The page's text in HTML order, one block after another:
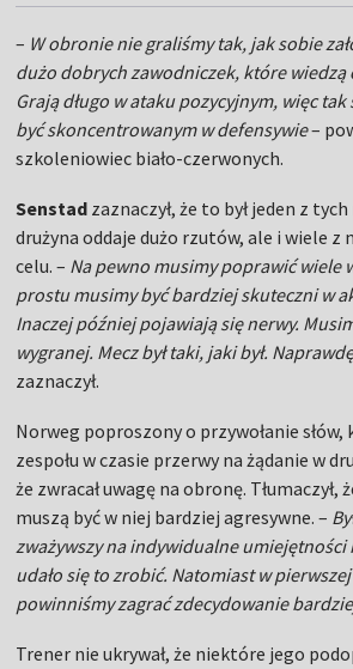
– W obronie nie graliśmy tak, jak sobie
dużo dobrych zawodniczek, które wiedzą
Grają długo w ataku pozycyjnym, więc
być skoncentrowanym w defensywie–
szkoleniowiec biało-czerwonych.
Senstad zaznaczył, że to był jeden z
drużyna oddaje dużo rzutów, ale i wiele z
celu. – Na pewno musimy poprawić wiele
prostu musimy być bardziej skuteczni w
Inaczej później pojawiają się nerwy.
wygranej. Mecz był taki, jaki był.
zaznaczył.
Norweg poproszony o przywołanie słów,
zespołu w czasie przerwy na żądanie w
że zwracał uwagę na obronę. Tłumaczył,
muszą być w niej bardziej agresywne. –
zważywszy na indywidualne umiejętności
udało się to zrobić. Natomiast w
powinniśmy zagrać zdecydowanie
Trener nie ukrywał, że niektóre jego